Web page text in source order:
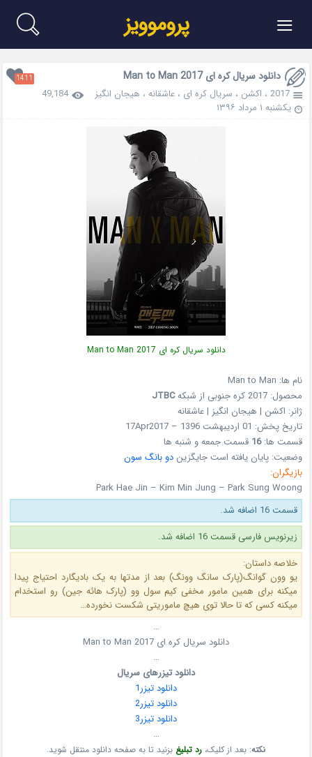
≡ پروموویز
دانلود سریال کره ای Man to Man 2017 1411
2017 ، اکشن ، سریال کره ای ،عاشقانه ، هیجان انگیز
49,184
یکشنبه ۱ مرداد ۱۳۹۶
دانلود سریال کره ای Man to Man 2017
نام ها: Man to Man
محصول: 2017 کره جنوبی از شبکه
JTBC
ژانر: اکشن | هیجان انگیز | عاشقانه
تاریخ پخش: 01 اردیبهشت 1396 – 17Apr2017
قسمت ها:16 قسمت جمعه و شنبه ها
وضعیت: پایان یافته است جایگزیندو بانگ سون
بازیگران:
Park Hae Jin – Kim Min Jung – Park Sung Woong
قسمت 16 اضافه شد.
زیرنویس فارسی قسمت 16 اضافه شد.
خلاصه داستان:
یو وون گوانگ(پارک سانگ وونگ) بعد از مدتها به یک بادیگارد احتیاج پیدا
میکنه برای همین مامور مخفی کیم سول وو (پارک هائه جین) رو استخدام
میکنه کسی که تا حالا توی هیچ ماموریتی شکست نخورده…
…
دانلود سریال کره ای Man to Man 2017
…
دانلود تیزرهای سریال
دانلود تیزر1
دانلود تیزر2
دانلود تیزر3
…
نکته: بعد از کلیک، رد تبلیغ بزنید تا به صفحه دانلود منتقل شوید.